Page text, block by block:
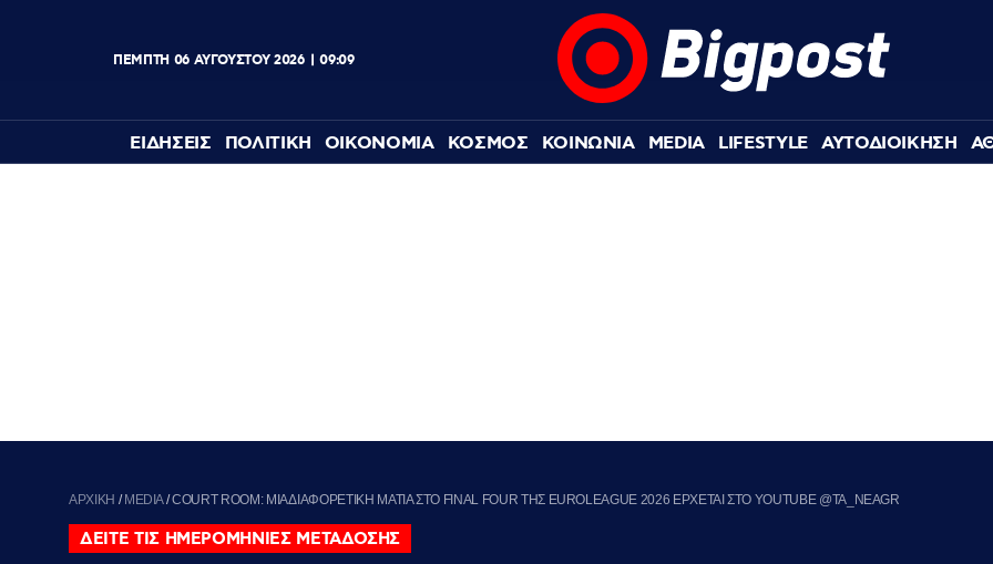
ΠΕΜΠΤΗ 06 ΑΥΓΟΥΣΤΟΥ 2026 09:10
ΕΙΔΗΣΕΙΣ ΠΟΛΙΤΙΚΗ ΟΙΚΟΝΟΜΙΑ ΚΟΣΜΟΣ ΚΟΙΝΩΝΙΑ MEDIA LIFESTYLE ΑΥΤΟΔΙΟΙΚΗΣΗ
ΑΡΧΙΚΗ / MEDIA/COURT ROOM: ΜΙΑ ΔΙΑΦΟΡΕΤΙΚΗ ΜΑΤΙΑ ΣΤΟ FINAL FOUR ΤΗΣ EUROLEAGUE 2026 ΕΡΧΕΤΑΙ ΣΤΟ YOUTUBE @TA_NEAGR
ΔΕΙΤΕ ΤΙΣ ΗΜΕΡΟΜΗΝΙΕΣ ΜΕΤΑΔΟΣΗΣ